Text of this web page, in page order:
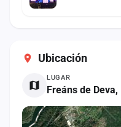
Ubicación
LUGAR
Freáns de